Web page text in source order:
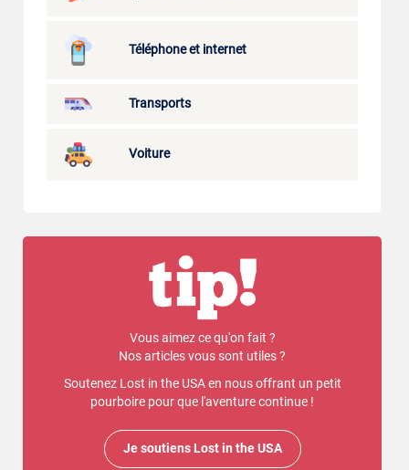
Téléphone et internet
Transports
Voiture
Vous aimez ce qu'on fait ?
Nos articles vous sont utiles ?
Soutenez Lost in the USA en nous offrant un petit
pourboire pour que l'aventure continue !
Je soutiens Lost in the USA